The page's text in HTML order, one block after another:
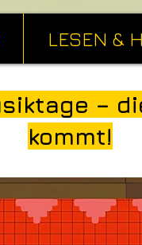
LESEN &
–
kommt!